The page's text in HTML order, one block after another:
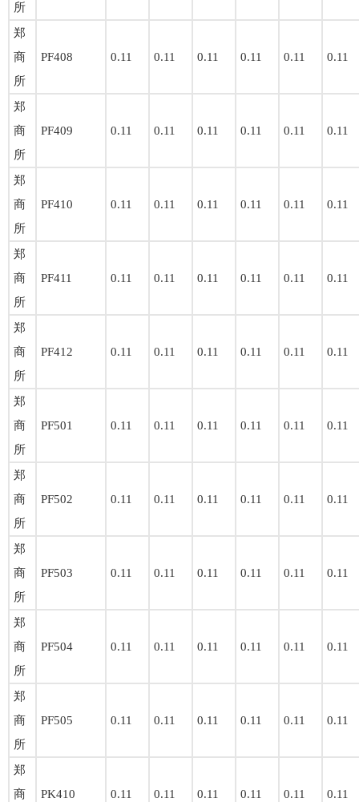
所
郑
商
所
PF408 0.11 0.11 0.11 0.11 0.11 0.11
郑
商
所
PF409 0.11 0.11 0.11 0.11 0.11 0.11
郑
商
所
PF410 0.11 0.11 0.11 0.11 0.11 0.11
郑
商
所
PF411 0.11 0.11 0.11 0.11 0.11 0.11
郑
商
所
PF412 0.11 0.11 0.11 0.11 0.11 0.11
郑
商
所
PF501 0.11 0.11 0.11 0.11 0.11 0.11
郑
商
所
PF502 0.11 0.11 0.11 0.11 0.11 0.11
郑
商
所
PF503 0.11 0.11 0.11 0.11 0.11 0.11
郑
商
所
PF504 0.11 0.11 0.11 0.11 0.11 0.11
郑
商
所
PF505 0.11 0.11 0.11 0.11 0.11 0.11
郑
商
PK410 0.11 0.11 0.11 0.11 0.11 0.11